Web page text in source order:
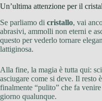
Un’ultima attenzione per il
Se parliamo di cristallo, vai
abrasivi, ammolli non eterni e
questo per vederlo tornare
lattiginosa.
Alla fine, la magia è tutta qui:
asciugare come si deve. Il resto
finalmente “pulito” che fa
giorno qualunque.